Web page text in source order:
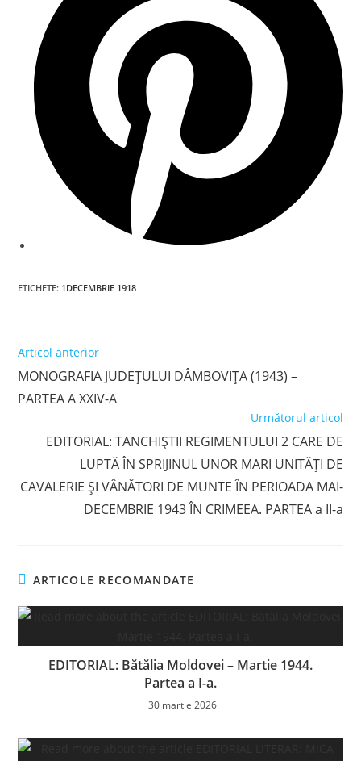
window
ETICHETE: 1DECEMBRIE 1918
Read
articles
Articol anterior
MONOGRAFIA JUDEŢULUI DÂMBOVIŢA (1943) –
PARTEA A XXIV-A
Următorul articol
EDITORIAL: TANCHIȘTII REGIMENTULUI 2 CARE DE
LUPTĂ ÎN SPRIJINUL UNOR MARI UNITĂȚI DE
CAVALERIE ȘI VÂNĂTORI DE MUNTE ÎN PERIOADA MAI-
DECEMBRIE 1943 ÎN CRIMEEA. PARTEA a II-a
ARTICOLE RECOMANDATE
EDITORIAL: Bătălia Moldovei – Martie 1944.
Partea a I-a.
30 martie 2026